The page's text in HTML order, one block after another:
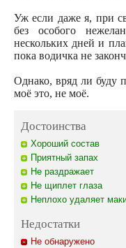
Уж если даже я, при
без особого
нескольких дней и
пока водичка не
Однако, вряд ли буду
моё это, не моё.
Достоинства
Хороший состав
Приятный запах
Не раздражает
Не щиплет глаза
Неплохо удаляет
Недостатки
Не обнаружено